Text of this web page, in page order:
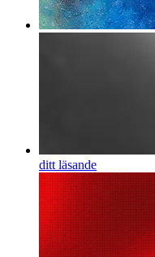
ditt läsande